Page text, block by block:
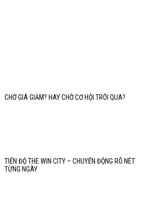
CHỜ GIÁ GIẢM? HAY CHỜ CƠ HỘI TRÔI QUA?
TIẾN ĐỘ THE WIN CITY – CHUYỂN ĐỘNG RÕ NÉT
TỪNG NGÀY